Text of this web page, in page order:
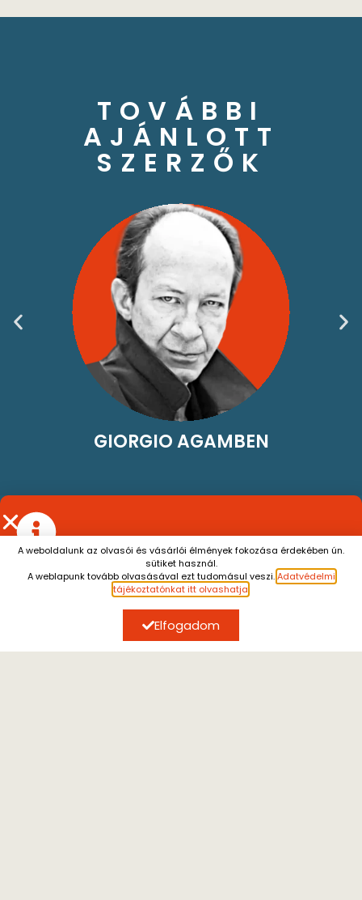
TOVÁBBI
AJÁNLOTT
SZERZŐK
GIORGIO AGAMBEN
ÍRJON NEKÜNK
Július 13. és augusztus 7. között a személyes átvétel
szünetel.
A július 10. után leadott rendeléseket
augusztus 10. után tudjuk küldeni.
A weboldalunk az olvasói és vásárlói élmények fokozása érdekében ún.
sütiket használ.
A weblapunk tovább olvasásával ezt tudomásul veszi.Adatvédelmi
tájékoztatónkat itt olvashatja
Elfogadom